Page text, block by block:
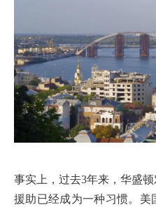
事实上，过去3年来，华盛
援助已经成为一种习惯。美